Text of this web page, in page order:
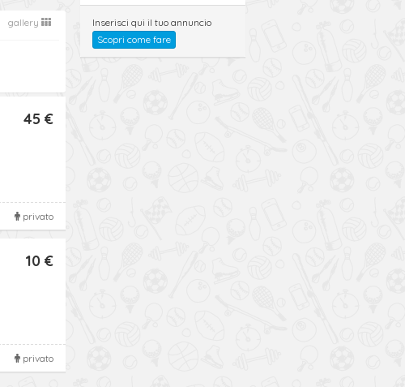
gallery
45 €
privato
10 €
privato
Inserisci qui il tuo annuncio
Scopri come fare